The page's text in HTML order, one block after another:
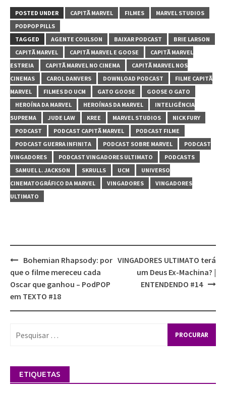
POSTED UNDER CAPITÃ MARVEL FILMES
MARVEL STUDIOS
PODPOP PILLS
TAGGED
AGENTE COULSON BAIXAR PODCAST
BRIE LARSON
CAPITÃ MARVEL
CAPITÃ MARVEL E GOOSE
CAPITÃ MARVEL
ESTREIA
CAPITÃ MARVEL NO CINEMA
CAPITÃ MARVEL NOS
CINEMAS
CAROL DANVERS DOWNLOAD PODCAST
FILME CAPITÃ
MARVEL
FILMES DO UCM GATO GOOSE
GOOSE O GATO
HEROÍNA DA MARVEL
HEROÍNAS DA MARVEL
INTELIGÊNCIA
SUPREMA
JUDE LAW KREE MARVEL STUDIOS
NICK FURY
PODCAST
PODCAST CAPITÃ MARVEL
PODCAST FILME
PODCAST GUERRA INFINITA
PODCAST SOBRE MARVEL
PODCAST
VINGADORES
PODCAST VINGADORES ULTIMATO
PODCASTS
SAMUEL L. JACKSON
SKRULLS UCM
UNIVERSO
CINEMATOGRÁFICO DA MARVEL
VINGADORES
VINGADORES
ULTIMATO
Post
navigation
Bohemian Rhapsody: por
que o filme mereceu cada
Oscar que ganhou – PodPOP
em TEXTO #18
VINGADORES ULTIMATO terá
um Deus Ex-Machina? |
ENTENDENDO #14
ETIQUETAS